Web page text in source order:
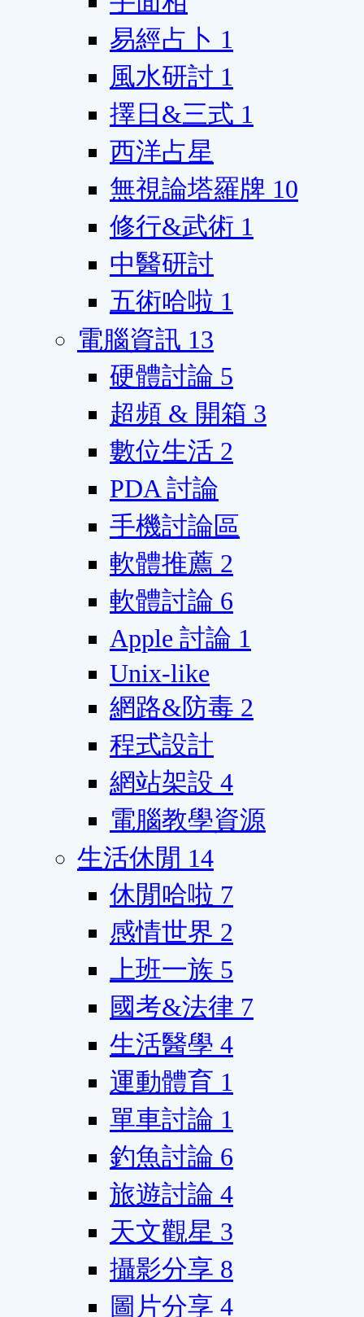
易經占卜 1
風水研討 1
擇日&三式 1
西洋占星
無視論塔羅牌 10
修行&武術 1
中醫研討
五術哈啦 1
電腦資訊 13
硬體討論 5
超頻 & 開箱 3
數位生活 2
PDA 討論
手機討論區
軟體推薦 2
軟體討論 6
Apple 討論 1
Unix-like
網路&防毒 2
程式設計
網站架設 4
電腦教學資源
生活休閒 14
休閒哈啦 7
感情世界 2
上班一族 5
國考&法律 7
生活醫學 4
運動體育 1
單車討論 1
釣魚討論 6
旅遊討論 4
天文觀星 3
攝影分享 8
圖片分享 4